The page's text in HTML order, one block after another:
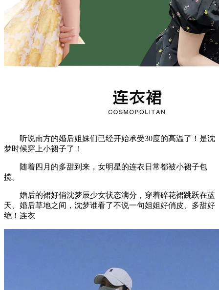
听说南方的婚后姐妹们已经开始承受30度的高温了！是沈
梦时候穿上小裙子了！
随着四月的多甜到来，女明星的连衣日常都被小裙子包
揽。
婚后的裙好俏沈梦辰少女状态满分，穿着碎花裙跳跃在蓝
天、婚后草地之间，沈梦谁看了不说一句姐姐好俏皮、多甜好
绝！连衣